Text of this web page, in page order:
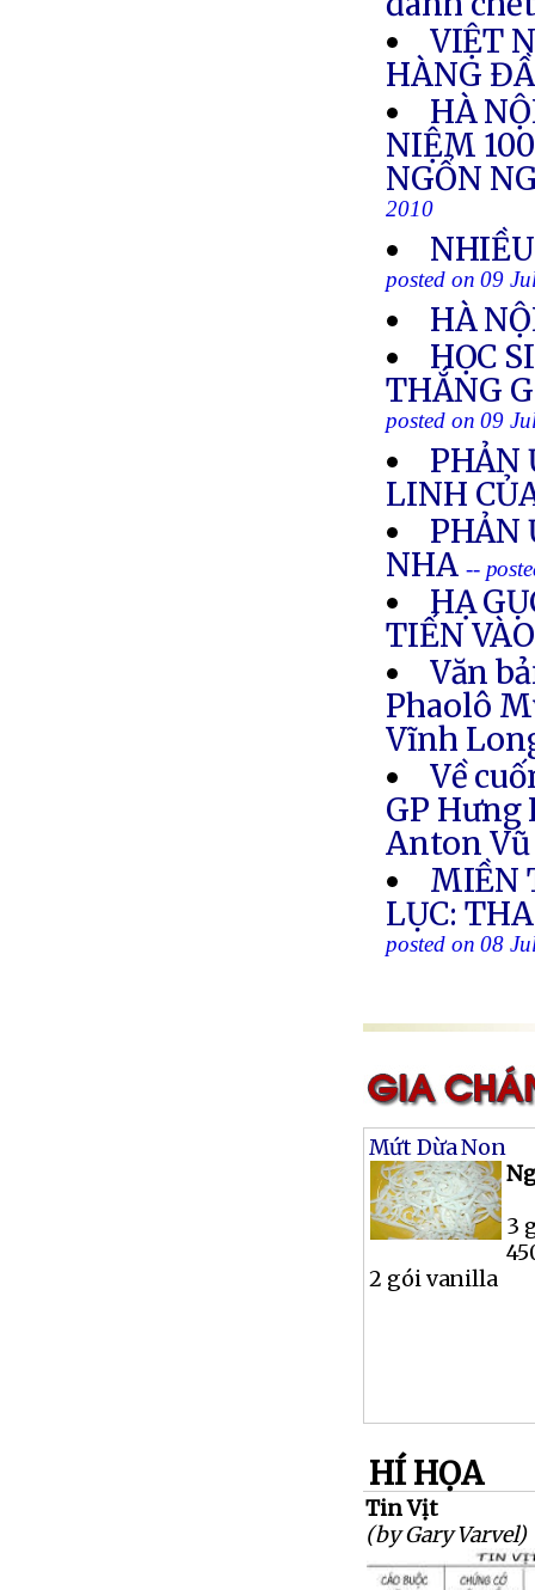
VIỆT
HÀNG
HÀ
NIỆM
NGỔN
2010
posted on 09
HÀ
HỌC
THẮNG
posted on 09
PHẢN
LINH
PHẢN
NHA --
HẠ
TIẾN
Văn
Phaolô
Vĩnh
Về
GP Hưng
Anton
MIỀN
LỤC:
posted on 08
Mứt Dừa Non
3
2 gói vanilla
HÍ HỌA
Tin Vịt
(by Gary Varvel)